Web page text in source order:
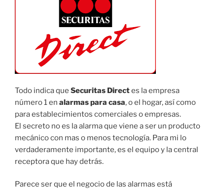
Todo indica que Securitas Directes la empresa
número 1 en alarmas para casa, o el hogar, así como
para establecimientos comerciales o empresas.
El secreto no es la alarma que viene a ser un producto
mecánico con mas o menos tecnología. Para mi lo
verdaderamente importante, es el equipo y la central
receptora que hay detrás.
Parece ser que el negocio de las alarmas está